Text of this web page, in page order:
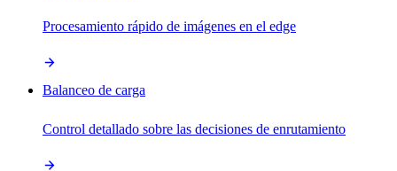
Procesamiento rápido de imágenes en el edge
Balanceo de carga
Control detallado sobre las decisiones de enrutamiento